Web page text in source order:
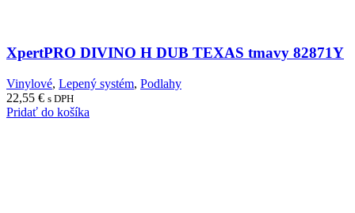
XpertPRO DIVINO H DUB TEXAS tmavy 82871Y
Vinylové, Lepený systém, Podlahy
22,55 € s DPH
Pridať do košíka